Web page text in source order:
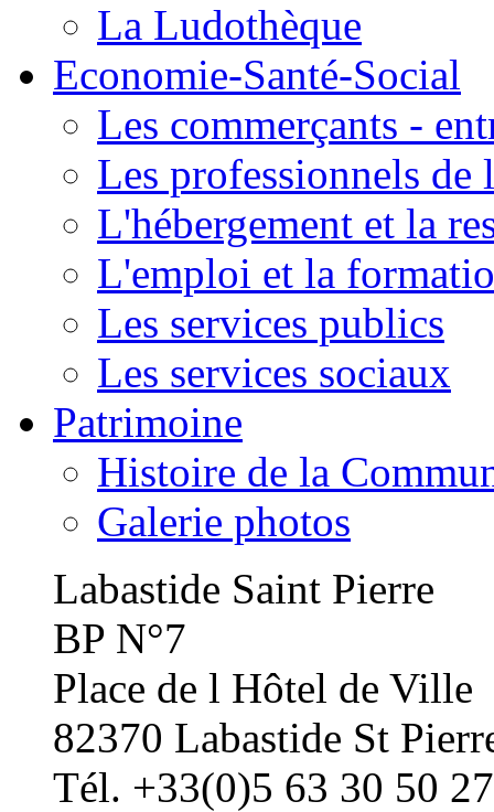
La Ludothèque
Economie-Santé-Social
Les commerçants -
Les professionnels de
L'hébergement et la
L'emploi et la
Les services publics
Les services sociaux
Patrimoine
Histoire de la
Galerie photos
Labastide Saint Pierre
BP N°7
Place de l Hôtel de Ville
82370 Labastide St
Tél. +33(0)5 63 30 50 27